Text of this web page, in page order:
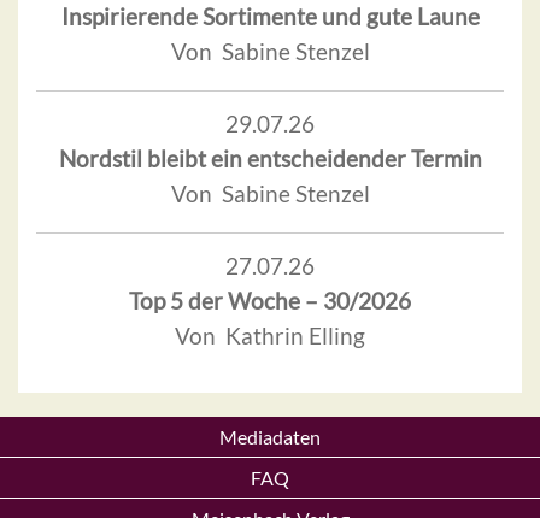
Inspirierende Sortimente und gute Laune
Von Sabine Stenzel
29.07.26
Nordstil bleibt ein entscheidender Termin
Von Sabine Stenzel
27.07.26
Top 5 der Woche – 30/2026
Von Kathrin Elling
Mediadaten
FAQ